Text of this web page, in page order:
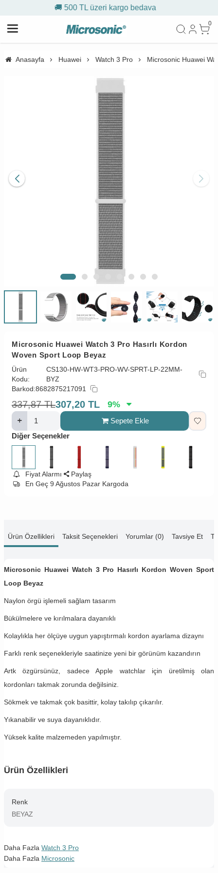
🚚 500 TL üzeri kargo bedava
0
Anasayfa Huawei Watch 3 Pro Microsonic Huawei
Microsonic Huawei Watch 3 Pro Hasırlı Kordon
Woven Sport Loop Beyaz
Ürün
Kodu:
CS130-HW-WT3-PRO-WV-SPRT-LP-22MM-
BYZ
Barkod:8682875217091
337,87 TL307,20 TL 9%
Sepete Ekle
Diğer Seçenekler
Fiyat Alarmı
Paylaş
En Geç 9 Ağustos Pazar Kargoda
Ürün Özellikleri Taksit Seçenekleri Yorumlar (0) Tavsiye Et
Microsonic Huawei Watch 3 Pro Hasırlı Kordon Woven Sport
Loop Beyaz
Naylon örgü işlemeli sağlam tasarım
Bükülmelere ve kırılmalara dayanıklı
Kolaylıkla her ölçüye uygun yapıştırmalı kordon ayarlama dizaynı
Farklı renk seçenekleriyle saatinize yeni bir görünüm kazandırın
Artk özgürsünüz, sadece Apple watchlar için üretilmiş olan
kordonları takmak zorunda değilsiniz.
Sökmek ve takmak çok basittir, kolay takılıp çıkarılır.
Yıkanabilir ve suya dayanıklıdır.
Yüksek kalite malzemeden yapılmıştır.
Ürün Özellikleri
Renk
BEYAZ
Daha Fazla Watch 3 Pro
Daha Fazla Microsonic